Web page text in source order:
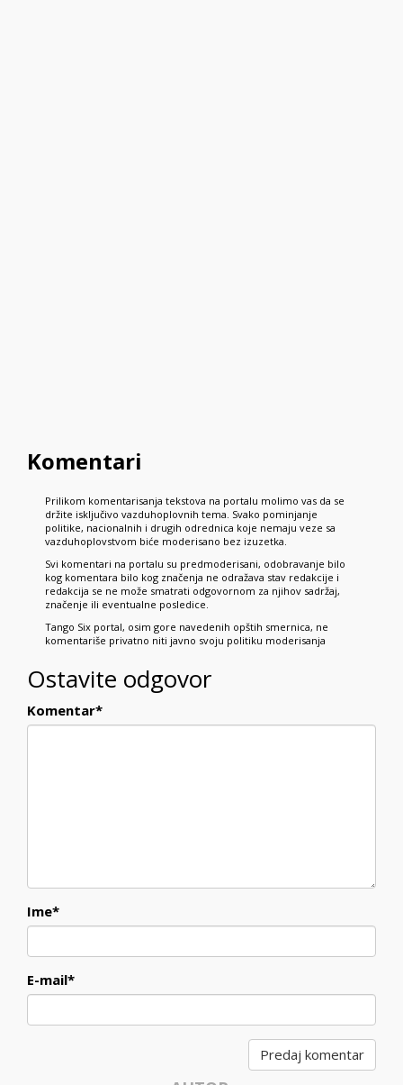
Komentari
Prilikom komentarisanja tekstova na portalu molimo vas da se
držite isključivo vazduhoplovnih tema. Svako pominjanje
politike, nacionalnih i drugih odrednica koje nemaju veze sa
vazduhoplovstvom biće moderisano bez izuzetka.
Svi komentari na portalu su predmoderisani, odobravanje bilo
kog komentara bilo kog značenja ne odražava stav redakcije i
redakcija se ne može smatrati odgovornom za njihov sadržaj,
značenje ili eventualne posledice.
Tango Six portal, osim gore navedenih opštih smernica, ne
komentariše privatno niti javno svoju politiku moderisanja
Ostavite odgovor
Komentar*
Ime*
E-mail*